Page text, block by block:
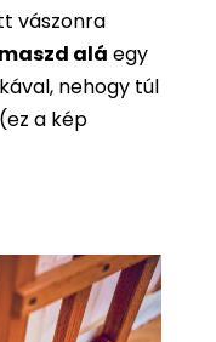
vászonra
alá egy
nehogy túl
a kép